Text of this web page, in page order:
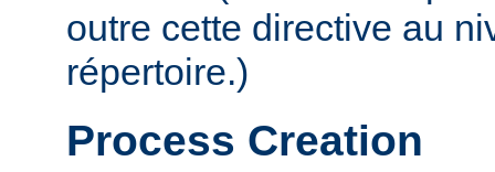
outre cette directive au
répertoire.)
Process Creation